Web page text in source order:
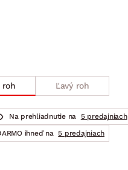
roh Ľavý roh
Na prehliadnutie na 5 predajniach
ihneď na 5 predajniach